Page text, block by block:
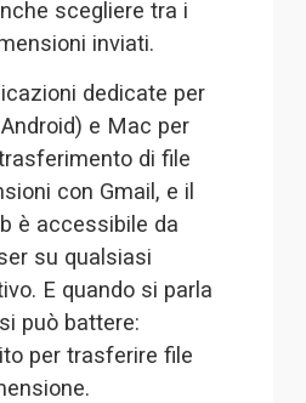
scegliere tra i
inviati.
dedicate per
e Mac per
di file
con Gmail, e il
è accessibile da
su qualsiasi
E quando si parla
può battere:
per trasferire file